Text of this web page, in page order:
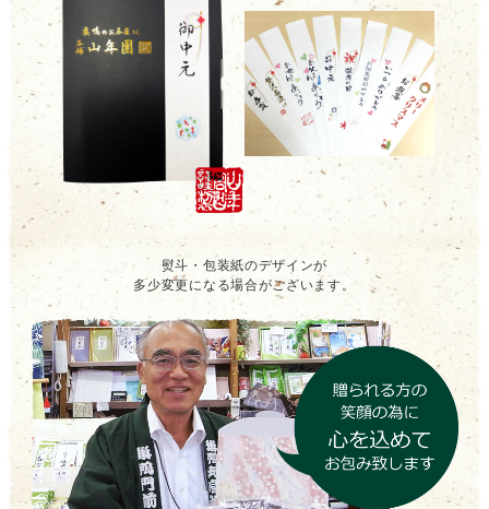
熨斗・包装紙のデザインが
多少変更になる場合がございます。